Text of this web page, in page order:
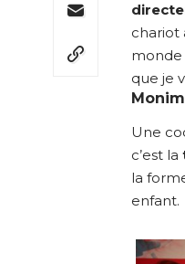
chariot
monde
que je
Une
c’est la
la
enfant.